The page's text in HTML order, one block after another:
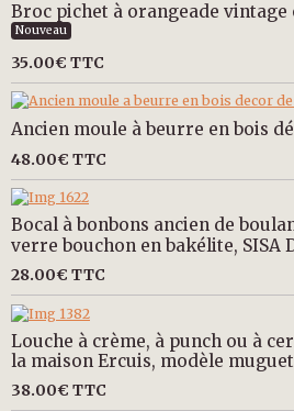
Broc pichet à orangeade vintage
Nouveau
35.00€ TTC
Ancien moule à beurre en bois
48.00€ TTC
Bocal à bonbons ancien de
verre bouchon en bakélite, SISA
28.00€ TTC
Louche à crème, à punch ou à
la maison Ercuis, modèle muguet
38.00€ TTC